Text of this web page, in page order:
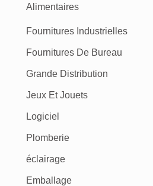
Alimentaires
Fournitures Industrielles
Fournitures De Bureau
Grande Distribution
Jeux Et Jouets
Logiciel
Plomberie
éclairage
Emballage